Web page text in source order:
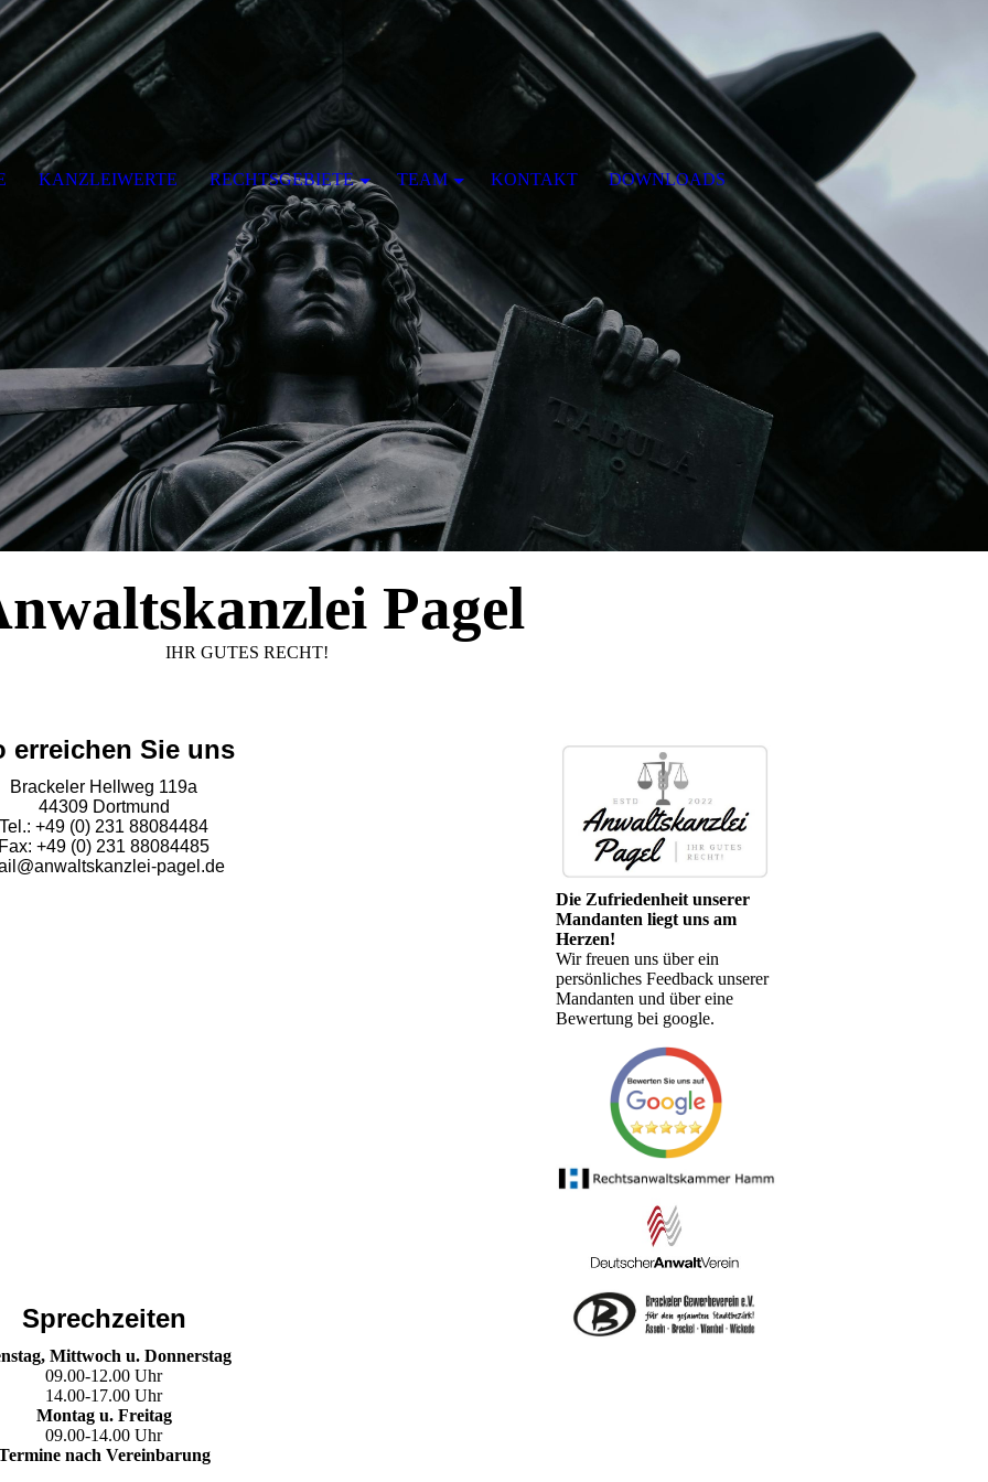
Pagel
IHR GUTES RECHT!
erreichen Sie uns
Brackeler Hellweg 119a
44309 Dortmund
Tel.: +49 (0) 231 88084484
+49 (0) 231 88084485
pagel.de
Sprechzeiten
Mittwoch u. Donnerstag
09.00-12.00 Uhr
14.00-17.00 Uhr
Montag u. Freitag
09.00-14.00 Uhr
nach Vereinbarung
Die Zufriedenheit unserer
Mandanten liegt uns am
Herzen!
Wir freuen uns über ein
persönliches Feedback unserer
Mandanten und über eine
Bewertung bei google.
KANZLEIWERTE RECHTSGEBIETE TEAM KONTAKT DOWNLOADS